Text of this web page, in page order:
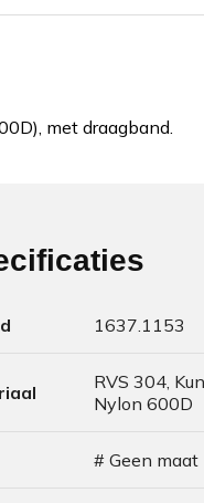
met draagband.
1637.1153
RVS 304,
Nylon 600D
# Geen maat